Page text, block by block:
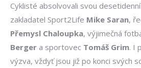
Cyklisté absolvovali svou
zakladatel Sport2Life Mike Saran,
Přemysl Chaloupka, výjimečná
Berger a sportovec Tomáš Grim. I
výzva, vždyť jsou již po konci svých